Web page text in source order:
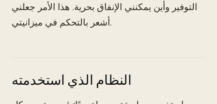
التوفير وأين يمكنني الإنفاق بحرية. هذا الأمر جعلني
أشعر بالتحكم في ميزانيتي.
النظام الذي استخدمته